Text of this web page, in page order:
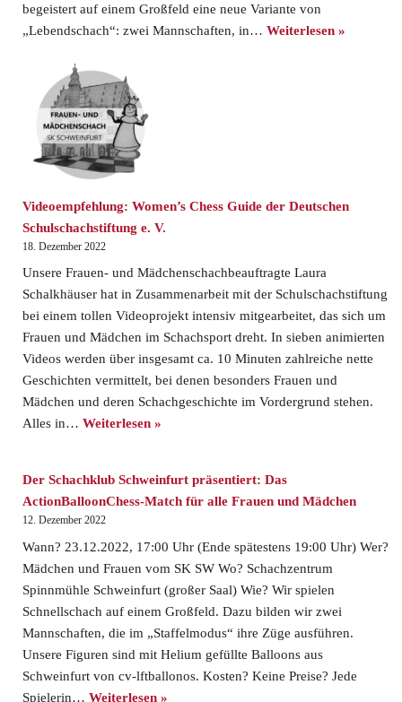
begeistert auf einem Großfeld eine neue Variante von
„Lebendschach“: zwei Mannschaften, in… Weiterlesen »
Videoempfehlung: Women’s Chess Guide der Deutschen
Schulschachstiftung e. V.
18. Dezember 2022
Unsere Frauen- und Mädchenschachbeauftragte Laura
Schalkhäuser hat in Zusammenarbeit mit der Schulschachstiftung
bei einem tollen Videoprojekt intensiv mitgearbeitet, das sich um
Frauen und Mädchen im Schachsport dreht. In sieben animierten
Videos werden über insgesamt ca. 10 Minuten zahlreiche nette
Geschichten vermittelt, bei denen besonders Frauen und
Mädchen und deren Schachgeschichte im Vordergrund stehen.
Alles in… Weiterlesen »
Der Schachklub Schweinfurt präsentiert: Das
ActionBalloonChess-Match für alle Frauen und Mädchen
12. Dezember 2022
Wann? 23.12.2022, 17:00 Uhr (Ende spätestens 19:00 Uhr) Wer?
Mädchen und Frauen vom SK SW Wo? Schachzentrum
Spinnmühle Schweinfurt (großer Saal) Wie? Wir spielen
Schnellschach auf einem Großfeld. Dazu bilden wir zwei
Mannschaften, die im „Staffelmodus“ ihre Züge ausführen.
Unsere Figuren sind mit Helium gefüllte Balloons aus
Schweinfurt von cv-lftballonos. Kosten? Keine Preise? Jede
Spielerin… Weiterlesen »